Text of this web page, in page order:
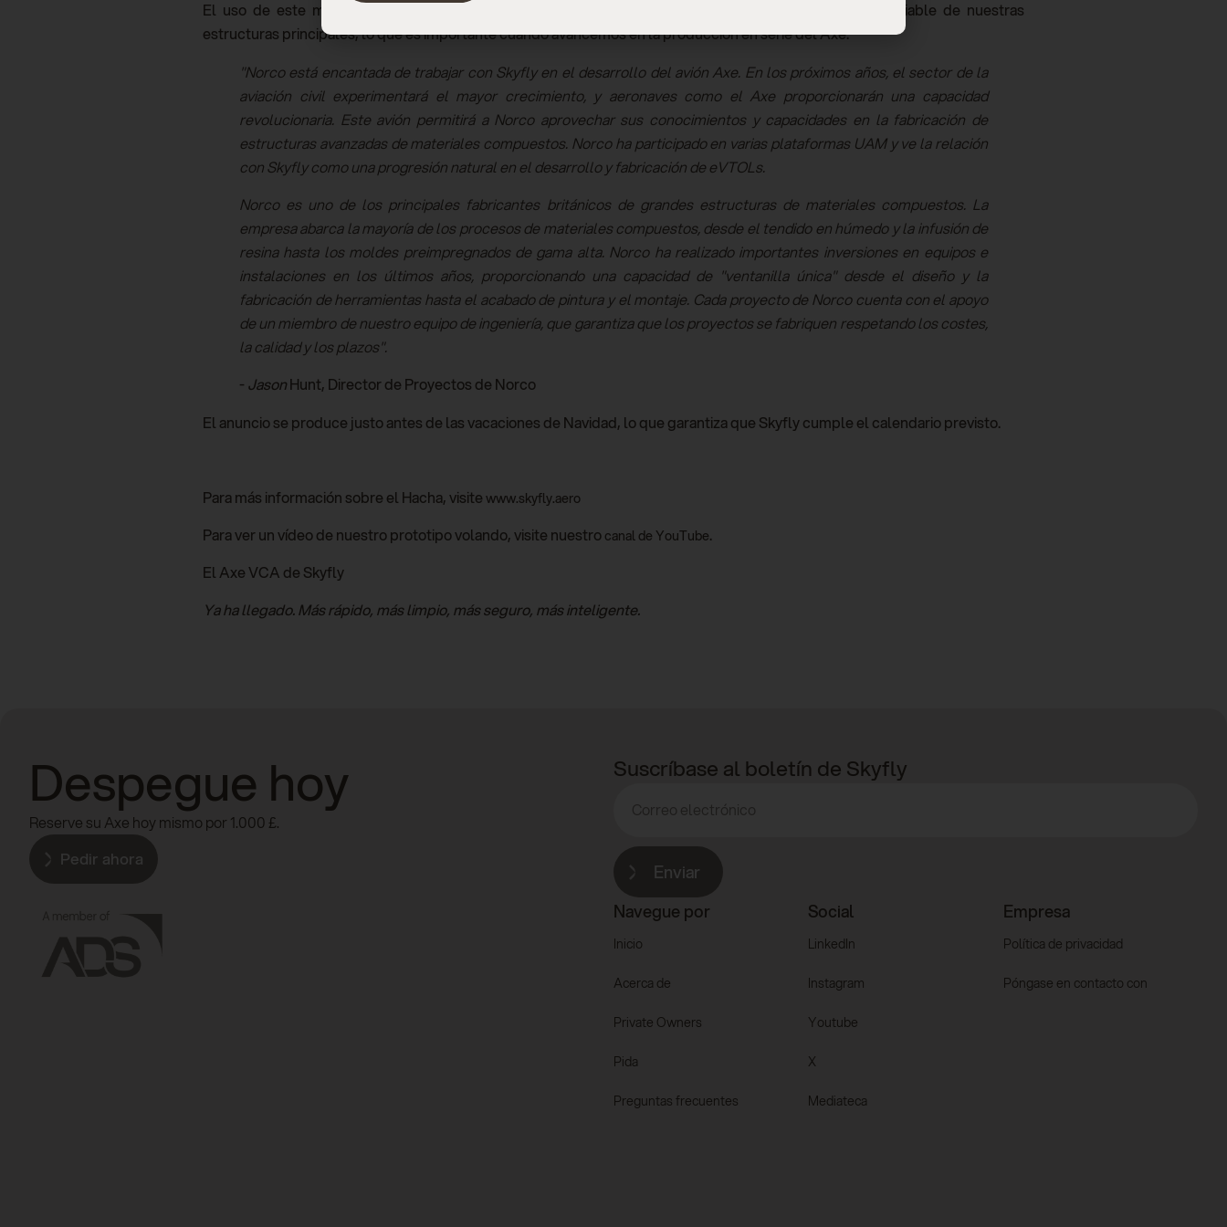
El uso de este método de construcción también permite una repetibilidad de bajo coste, precisa y fiable de nuestras
estructuras principales, lo que es importante cuando avancemos en la producción en serie del Axe.
"Norco está encantada de trabajar con Skyfly en el desarrollo del avión Axe. En los próximos años, el sector de la
aviación civil experimentará el mayor crecimiento, y aeronaves como el Axe proporcionarán una capacidad
revolucionaria. Este avión permitirá a Norco aprovechar sus conocimientos y capacidades en la fabricación de
estructuras avanzadas de materiales compuestos. Norco ha participado en varias plataformas UAM y ve la relación
con Skyfly como una progresión natural en el desarrollo y fabricación de eVTOLs.
Norco es uno de los principales fabricantes británicos de grandes estructuras de materiales compuestos. La
empresa abarca la mayoría de los procesos de materiales compuestos, desde el tendido en húmedo y la infusión de
resina hasta los moldes preimpregnados de gama alta. Norco ha realizado importantes inversiones en equipos e
instalaciones en los últimos años, proporcionando una capacidad de "ventanilla única" desde el diseño y la
fabricación de herramientas hasta el acabado de pintura y el montaje. Cada proyecto de Norco cuenta con el apoyo
de un miembro de nuestro equipo de ingeniería, que garantiza que los proyectos se fabriquen respetando los costes,
la calidad y los plazos".
- JasonHunt, Director de Proyectos de Norco
El anuncio se produce justo antes de las vacaciones de Navidad, lo que garantiza que Skyfly cumple el calendario previsto.
Para más información sobre el Hacha, visite www.skyfly.aero
Para ver un vídeo de nuestro prototipo volando, visite nuestro canal de YouTube.
El Axe VCA de Skyfly
Ya ha llegado. Más rápido, más limpio, más seguro, más inteligente.
Despegue hoy
Reserve su Axe hoy mismo por 1.000 £.
Pedir ahora
Suscríbase al boletín de Skyfly
Enviar
Navegue por
Inicio
Acerca de
Private Owners
Pida
Preguntas frecuentes
Social
LinkedIn
Instagram
Youtube
X
Mediateca
Empresa
Política de privacidad
Póngase en contacto con